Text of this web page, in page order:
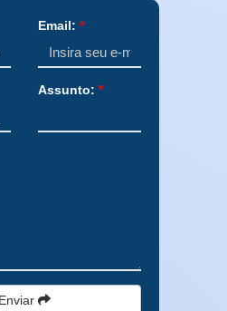
Email: *
Assunto: *
Enviar